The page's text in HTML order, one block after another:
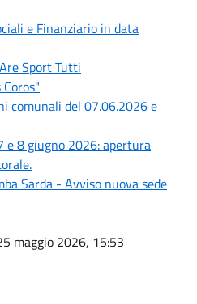
e Finanziario in data
Sport Tutti
comunali del 07.06.2026 e
8 giugno 2026: apertura
Sarda - Avviso nuova sede
maggio 2026, 15:53